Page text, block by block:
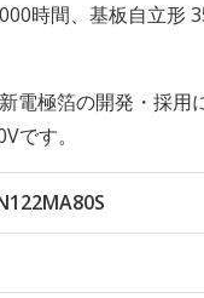
時間、基板自立形
電極箔の開発・採
です。